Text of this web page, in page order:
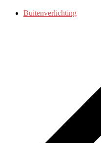
Buitenverlichting